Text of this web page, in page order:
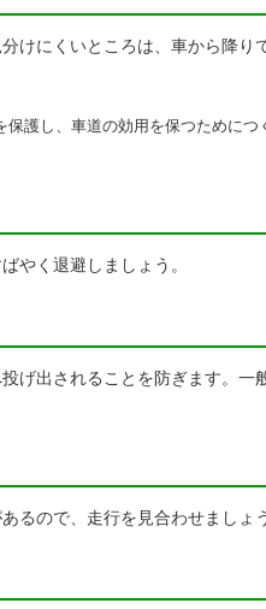
けにくいところは、車から降り
保護し、車道の効用を保つためにつ
やく退避しましょう。
げ出されることを防ぎます。一
るので、走行を見合わせましょう